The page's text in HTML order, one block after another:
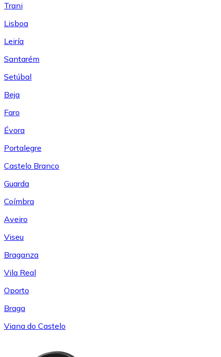
Trani
Lisboa
Leiría
Santarém
Setúbal
Beja
Faro
Évora
Portalegre
Castelo Branco
Guarda
Coímbra
Aveiro
Viseu
Braganza
Vila Real
Oporto
Braga
Viana do Castelo